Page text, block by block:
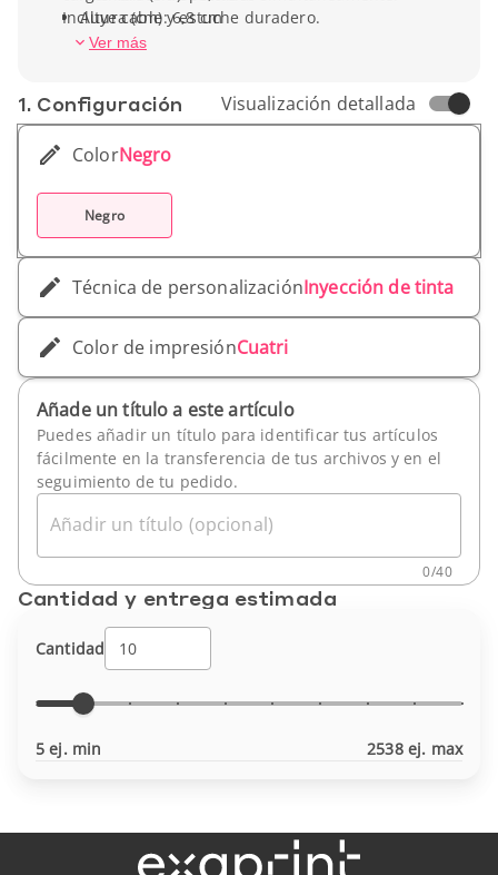
Incluye cable y estuche duradero.
Altura (cm): 6,8 cm
Peso unitario: 216 g
Ver más
1. Conf­iguración Visualización detallada
ColorNegro
Negro
Técnica de personalizaciónInyección de tinta
Color de impresiónCuatri
Añade un título a este artículo
Puedes añadir un título para identificar tus artículos
fácilmente en la transferencia de tus archivos y en el
seguimiento de tu pedido.
Añadir un título (opcional)
0/40
Cantidad y entrega estimada
Cantidad
5 ej. min 2538 ej. max